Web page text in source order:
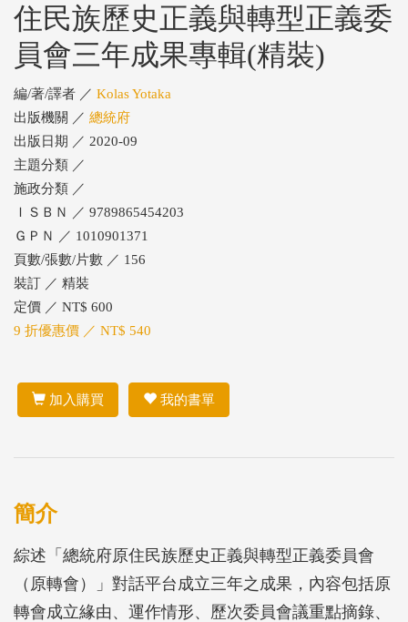
住民族歷史正義與轉型正義委
員會三年成果專輯(精裝)
編/著/譯者 ／ Kolas Yotaka
出版機關 ／ 總統府
出版日期 ／ 2020-09
主題分類 ／
施政分類 ／
ＩＳＢＮ ／ 9789865454203
ＧＰＮ ／ 1010901371
頁數/張數/片數 ／ 156
裝訂 ／ 精裝
定價 ／ NT$ 600
9 折優惠價 ／ NT$ 540
加入購買 我的書單
簡介
綜述「總統府原住民族歷史正義與轉型正義委員會
（原轉會）」對話平台成立三年之成果，內容包括原
轉會成立緣由、運作情形、歷次委員會議重點摘錄、